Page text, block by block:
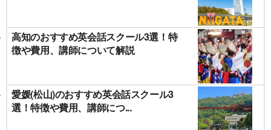
高知のおすすめ英会話スクール3選！特
徴や費用、講師について解説
愛媛(松山)のおすすめ英会話スクール3
選！特徴や費用、講師につ...